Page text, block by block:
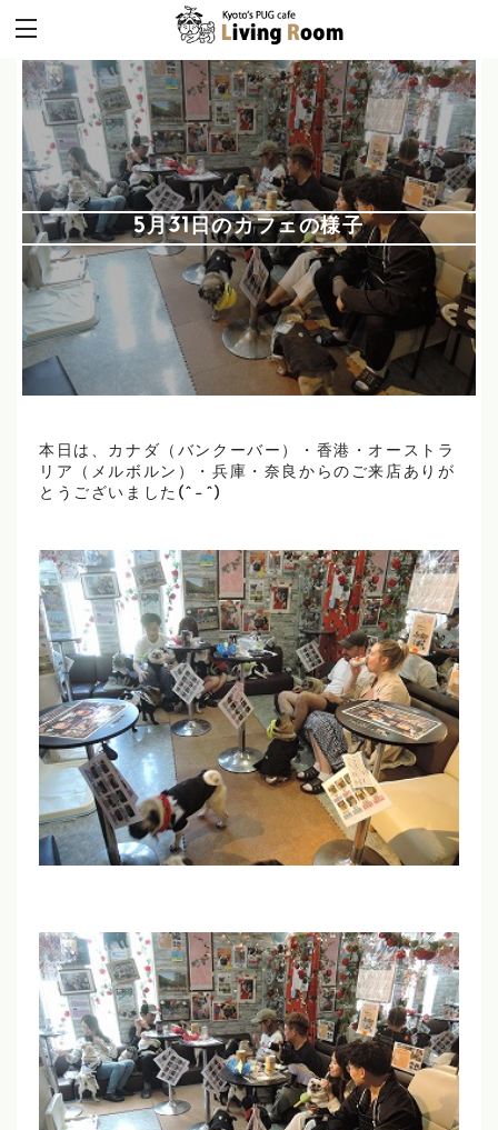
5月31日のカフェの様子
本日は、カナダ（バンクーバー）・香港・オーストラ
リア（メルボルン）・兵庫・奈良からのご来店ありが
とうございました(^-^)